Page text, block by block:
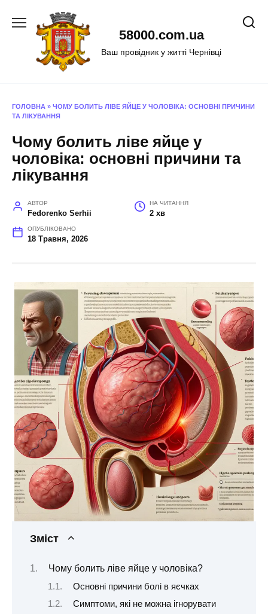
58000.com.ua
Ваш провідник у житті Чернівці
ГОЛОВНА » ЧОМУ БОЛИТЬ ЛІВЕ ЯЙЦЕ У ЧОЛОВІКА: ОСНОВНІ ПРИЧИНИ
ТА ЛІКУВАННЯ
Чому болить ліве яйце у
чоловіка: основні причини та
лікування
АВТОР
Fedorenko Serhii
НА ЧИТАННЯ
2 хв
ОПУБЛІКОВАНО
18 Травня, 2026
Зміст
Чому болить ліве яйце у чоловіка?
Основні причини болі в яєчках
Симптоми, які не можна ігнорувати